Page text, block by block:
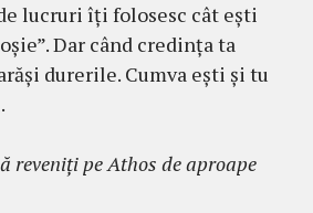
lucruri îţi folosesc cât eşti
Dar când credinţa ta
durerile. Cumva eşti şi tu
reveniţi pe Athos de aproa­pe